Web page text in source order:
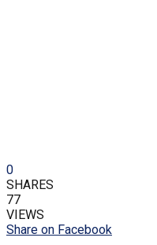
0
SHARES
77
VIEWS
Share on Facebook